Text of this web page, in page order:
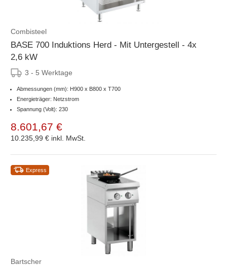
Combisteel
BASE 700 Induktions Herd - Mit Untergestell - 4x
2,6 kW
3 - 5 Werktage
Abmessungen (mm): H900 x B800 x T700
Energieträger: Netzstrom
Spannung (Volt): 230
8.601,67 €
10.235,99 € inkl. MwSt.
Express
Bartscher